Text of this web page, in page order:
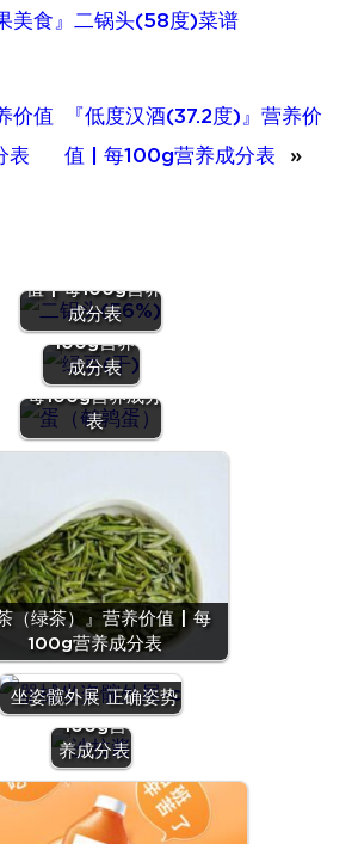
美食』二锅头(58度)菜谱
价值
表
『低度汉酒(37.2度)』营养价
值 | 每100g营养成分表
»
值 | 每100g营养
成分表
(干)』营养
价值 | 每
100g营养
成分表
『蛋（鹌鹑
蛋）』营养价值 |
每100g营养成分
表
（绿茶）』营养价值 | 每
100g营养成分表
坐姿髋外展 正确姿势
『沙拉
酱』营养
价值 | 每
100g营
养成分表